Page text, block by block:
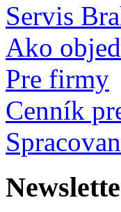
Servis
Ako
Pre firmy
Cenník